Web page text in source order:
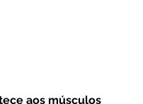
aos músculos